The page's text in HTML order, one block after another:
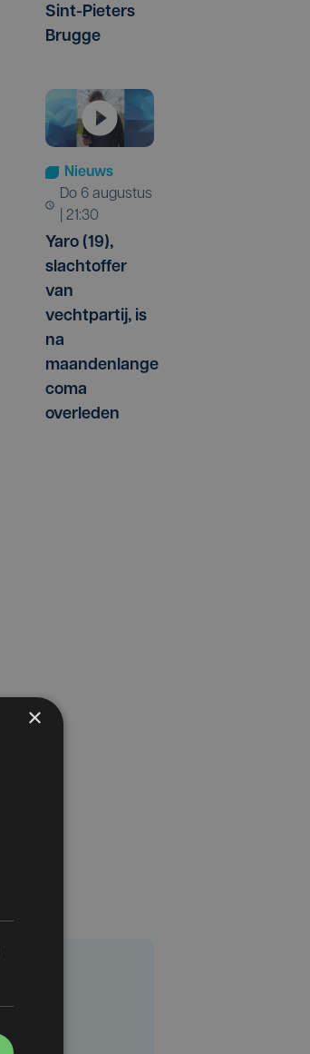
Sint-Pieters
Brugge
Nieuws
do 6 augustus
| 21:30
Yaro (19),
slachtoffer
van
vechtpartij, is
na
maandenlange
coma
overleden
×